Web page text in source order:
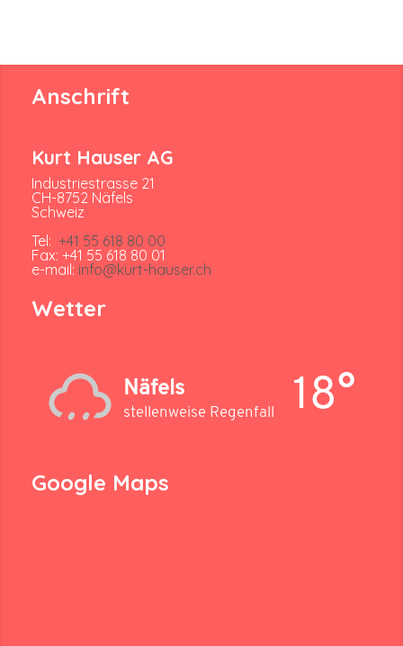
Anschrift
Kurt Hauser AG
Industriestrasse 21
CH-8752 Näfels
Schweiz
Tel: +41 55 618 80 00
Fax: +41 55 618 80 01
e-mail: info@kurt-hauser.ch
Wetter
Näfels
stellenweise Regenfall 18°
Google Maps